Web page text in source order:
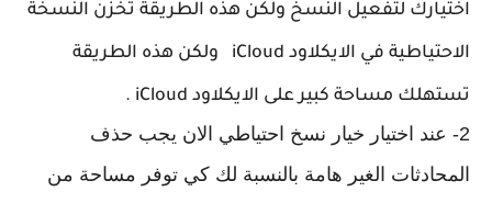
اختيارك لتفعيل النسخ ولكن هذه الطريقة تخزن النسخة
الاحتياطية في الايكلاود iCloud ولكن هذه الطريقة
تستهلك مساحة كبير على الايكلاود iCloud .
2- عند اختيار خيار نسخ احتياطي الان يجب حذف
المحادثات الغير هامة بالنسبة لك كي توفر مساحة من